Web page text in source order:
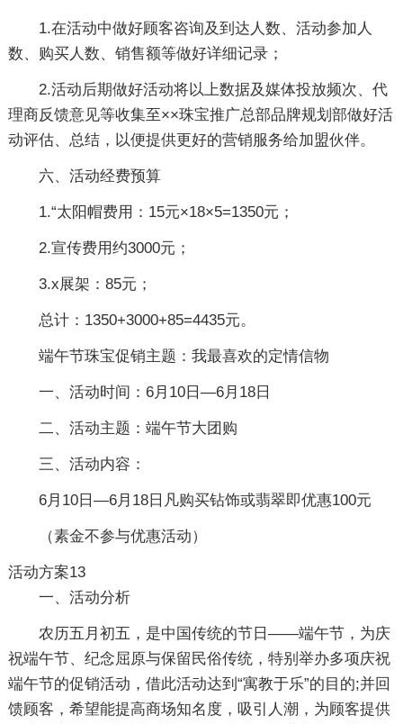
1.在活动中做好顾客咨询及到达人数、活动参加人
数、购买人数、销售额等做好详细记录；
2.活动后期做好活动将以上数据及媒体投放频次、代
理商反馈意见等收集至××珠宝推广总部品牌规划部做好活
动评估、总结，以便提供更好的营销服务给加盟伙伴。
六、活动经费预算
1.“太阳帽费用：15元×18×5=1350元；
2.宣传费用约3000元；
3.x展架：85元；
总计：1350+3000+85=4435元。
端午节珠宝促销主题：我最喜欢的定情信物
一、活动时间：6月10日—6月18日
二、活动主题：端午节大团购
三、活动内容：
6月10日—6月18日凡购买钻饰或翡翠即优惠100元
（素金不参与优惠活动）
活动方案13
一、活动分析
农历五月初五，是中国传统的节日——端午节，为庆
祝端午节、纪念屈原与保留民俗传统，特别举办多项庆祝
端午节的促销活动，借此活动达到“寓教于乐”的目的;并回
馈顾客，希望能提高商场知名度，吸引人潮，为顾客提供